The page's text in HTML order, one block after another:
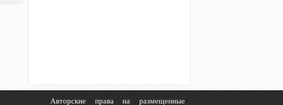
Авторские права на размещенные